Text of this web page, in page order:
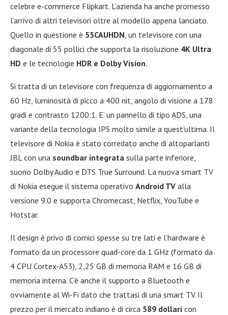
celebre e-commerce Flipkart. L’azienda ha anche promesso
l’arrivo di altri televisori oltre al modello appena lanciato.
Quello in questione è 55CAUHDN , un televisore con una
diagonale di 55 pollici che supporta la risoluzione 4K Ultra
HD e le tecnologie HDR e Dolby Vision.
Si tratta di un televisore con frequenza di aggiornamento a
60 Hz, luminosità di picco a 400 nit, angolo di visione a 178
gradi e contrasto 1200:1. E’ un pannello di tipo ADS, una
variante della tecnologia IPS molto simile a quest’ultima. Il
televisore di Nokia è stato corredato anche di altoparlanti
JBL con una soundbar integrata sulla parte inferiore,
suono Dolby Audio e DTS True Surround. La nuova smart TV
di Nokia esegue il sistema operativo Android TV alla
versione 9.0 e supporta Chromecast, Netflix, YouTube e
Hotstar.
Il design è privo di cornici spesse su tre lati e l’hardware è
formato da un processore quad-core da 1 GHz (formato da
4 CPU Cortex-A53), 2,25 GB di memoria RAM e 16 GB di
memoria interna. C’è anche il supporto a Bluetooth e
ovviamente al Wi-Fi dato che trattasi di una smart TV. Il
prezzo per il mercato indiano è di circa 589 dollari con